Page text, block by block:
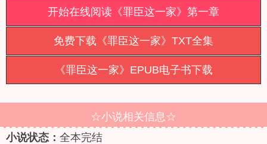
开始在线阅读《罪臣这一家》第一章
免费下载《罪臣这一家》TXT全集
《罪臣这一家》EPUB电子书下载
☆小说相关信息☆
小说状态： 全本完结